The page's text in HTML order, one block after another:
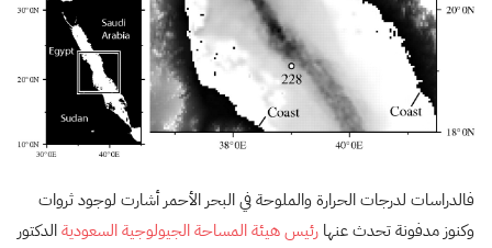
فالدراسات لدرجات الحرارة والملوحة في البحر الأحمر أشارت لوجود ثروات
وكنوز مدفونة تحدث عنها رئيس هيئة المساحة الجيولوجية السعوديةالدكتور